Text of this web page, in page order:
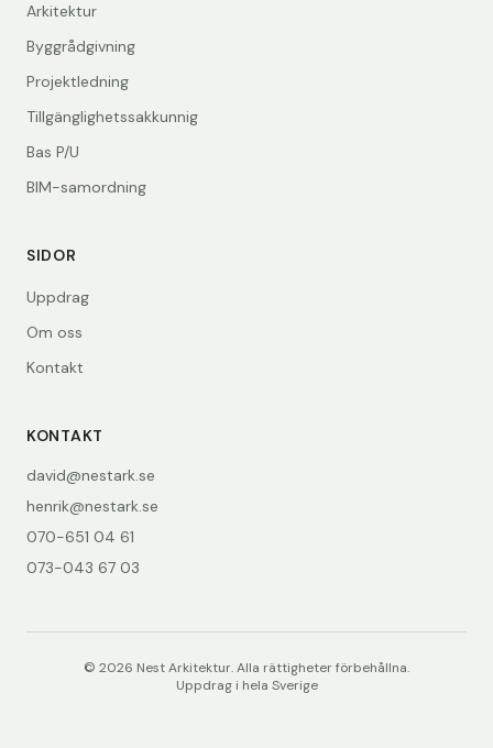
Arkitektur
Byggrådgivning
Projektledning
Tillgänglighetssakkunnig
Bas P/U
BIM-samordning
SIDOR
Uppdrag
Om oss
Kontakt
KONTAKT
david@nestark.se
henrik@nestark.se
070-651 04 61
073-043 67 03
© 2026 Nest Arkitektur. Alla rättigheter förbehållna.
Uppdrag i hela Sverige